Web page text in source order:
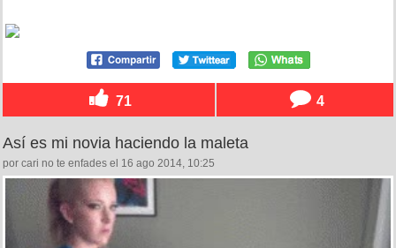
71 4
Así es mi novia haciendo la maleta
por cari no te enfades el 16 ago 2014, 10:25